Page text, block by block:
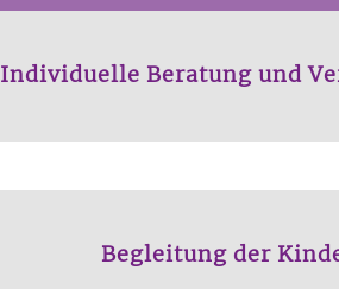
Individuelle Beratung und
Begleitung der